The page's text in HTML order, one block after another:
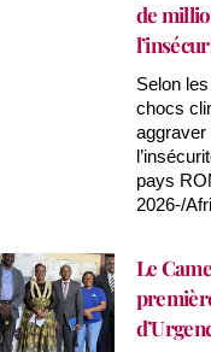
de
Selon
chocs
aggraver
pays
2026-/
Le